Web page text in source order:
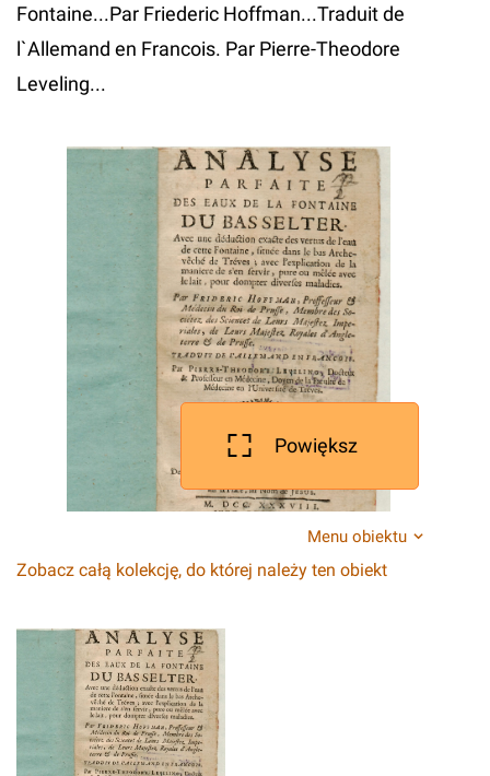
Fontaine...Par Friederic Hoffman...Traduit de
l`Allemand en Francois. Par Pierre-Theodore
Leveling...
Powiększ
Menu obiektu
Zobacz całą kolekcję, do której należy ten obiekt